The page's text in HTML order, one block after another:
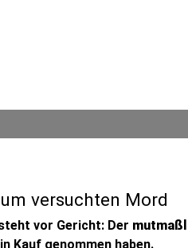
versuchten Mord
vor Gericht: Der
Kauf genommen haben.